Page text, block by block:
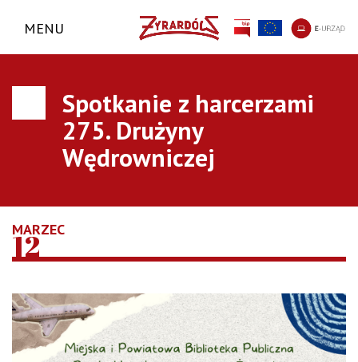
MENU
Spotkanie z harcerzami
275. Drużyny
Wędrowniczej
MARZEC
12